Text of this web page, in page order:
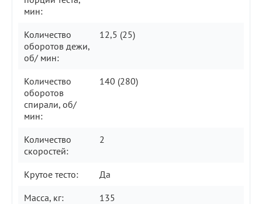
мин:
Количество
оборотов дежи,
об/ мин:
12,5 (25)
Количество
оборотов
спирали, об/
мин:
140 (280)
Количество
скоростей:
2
Крутое тесто:
Да
Масса, кг:
135